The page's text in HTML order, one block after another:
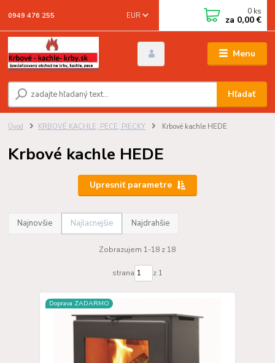
Menu
EUR
Hľadať
0949 476 255 0 ks
za 0,00 €
Úvod KRBOVÉ KACHLE, PECE, PIECKY Krbové kachle HEDE
Krbové kachle HEDE
Upresniť parametre
Najnovšie Najlacnejšie Najdrahšie
Zobrazujem 1-18 z 18
strana z 1
Doprava ZADARMO